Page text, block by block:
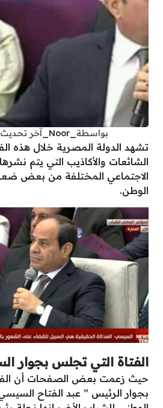
بواسطة _Noor_ آخر تحديث
تشهد الدولة المصرية خلال هذه
الشائعات والأكاذيب التي يتم
الاجتماعي المختلفة من بعض
الوطن.
الفتاة التي تجلس بجوار
حيث زعمت بعض الصفحات أن
بجوار الرئيس ” عبد الفتاح